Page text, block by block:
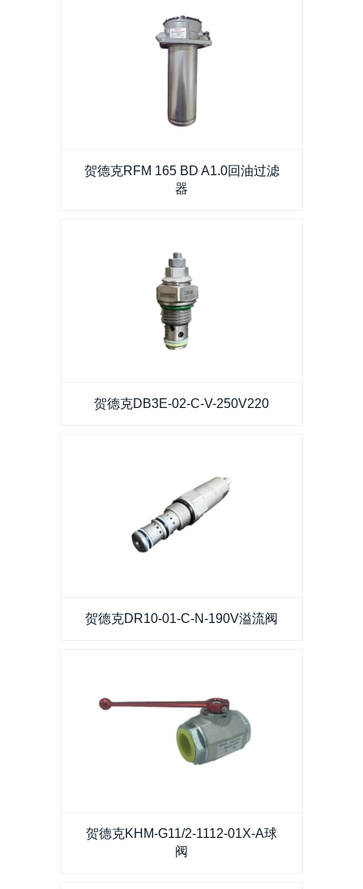
贺德克RFM 165 BD A1.0回油过滤
器
贺德克DB3E-02-C-V-250V220
贺德克DR10-01-C-N-190V溢流阀
贺德克KHM-G11/2-1112-01X-A球
阀